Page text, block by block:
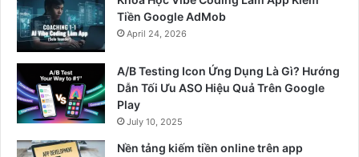
Tiền Google AdMob
April 24, 2026
A/B Testing Icon Ứng Dụng Là Gì? Hướng
Dẫn Tối Ưu ASO Hiệu Quả Trên Google
Play
July 10, 2025
Nền tảng kiếm tiền online trên app